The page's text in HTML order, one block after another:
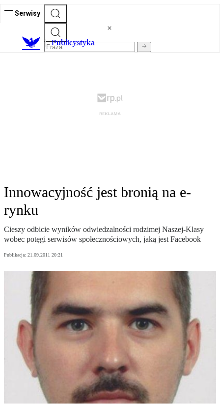
Serwisy
Publicystyka
Innowacyjność jest bronią na e-
rynku
Cieszy odbicie wyników odwiedzalności rodzimej Naszej-Klasy
wobec potęgi serwisów społecznościowych, jaką jest Facebook
Publikacja: 21.09.2011 20:21